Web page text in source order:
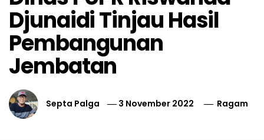
Djunaidi Tinjau Hasil
Pembangunan
Jembatan
Septa Palga 3 November 2022 Ragam